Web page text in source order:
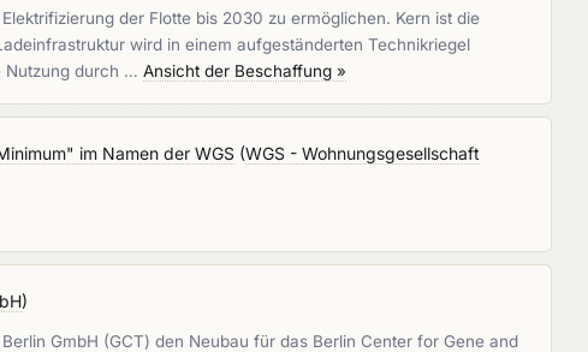
der Flotte bis 2030 zu ermöglichen. Kern ist die
wird in einem aufgeständerten Technikriegel
Nutzung durch … Ansicht der Beschaffung »
im Namen der WGS (WGS - Wohnungsgesellschaft
)
GmbH (GCT) den Neubau für das Berlin Center for Gene and